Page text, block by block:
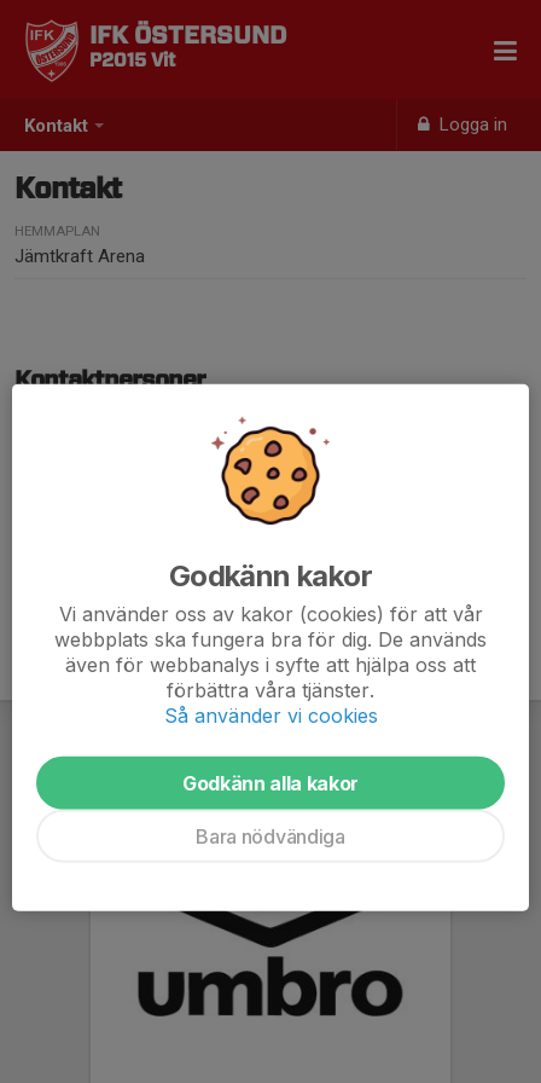
Kontakt Logga in
IFK ÖSTERSUND
P2015 Vit
Kontakt
HEMMAPLAN
Jämtkraft Arena
Kontaktpersoner
Lagledare/kontaktperson
anmu98@hotmail.com
Godkänn kakor
Vi använder oss av kakor (cookies) för att vår
webbplats ska fungera bra för dig. De används
även för webbanalys i syfte att hjälpa oss att
förbättra våra tjänster.
Så använder vi cookies
Godkänn alla kakor
Bara nödvändiga